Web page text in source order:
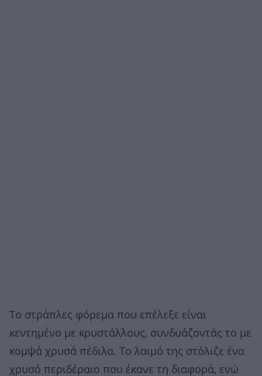
Το στράπλες φόρεμα που επέλεξε είναι
κεντημένο με κρυστάλλους, συνδυάζοντάς το με
κομψά χρυσά πέδιλα. Το λαιμό της στόλιζε ένα
χρυσό περιδέραιο που έκανε τη διαφορά, ενώ